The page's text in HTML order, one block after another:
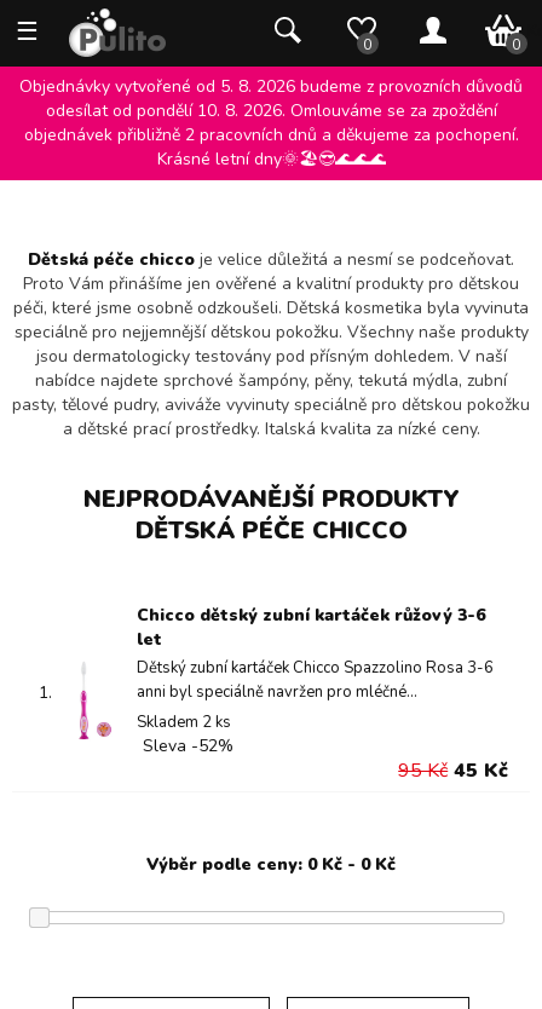
☰ 0 0
0
Objednávky vytvořené od 5. 8. 2026 budeme z provozních důvodů
odesílat od pondělí 10. 8. 2026. Omlouváme se za zpoždění
objednávek přibližně 2 pracovních dnů a děkujeme za pochopení.
Krásné letní dny🌞🏖️😎🌊🌊🌊
DĚTSKÁ PÉČE CHICCO
Dětská péče chicco je velice důležitá a nesmí se podceňovat.
Proto Vám přinášíme jen ověřené a kvalitní produkty pro dětskou
péči, které jsme osobně odzkoušeli. Dětská kosmetika byla vyvinuta
speciálně pro nejjemnější dětskou pokožku. Všechny naše produkty
jsou dermatologicky testovány pod přísným dohledem. V naší
nabídce najdete sprchové šampóny, pěny, tekutá mýdla, zubní
pasty, tělové pudry, aviváže vyvinuty speciálně pro dětskou pokožku
a dětské prací prostředky. Italská kvalita za nízké ceny.
NEJPRODÁVANĚJŠÍ PRODUKTY
DĚTSKÁ PÉČE CHICCO
1.
Chicco dětský zubní kartáček růžový 3-6
let
Dětský zubní kartáček Chicco Spazzolino Rosa 3-6
anni byl speciálně navržen pro mléčné...
Skladem 2 ks
Sleva -52%
95 Kč45 Kč